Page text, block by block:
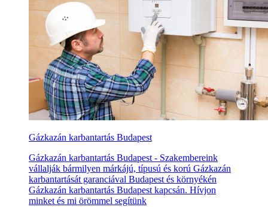
Gázkazán karbantartás Budapest
Gázkazán karbantartás Budapest - Szakembereink
vállalják bármilyen márkájú, típusú és korú Gázkazán
karbantartását garanciával Budapest és környékén
Gázkazán karbantartás Budapest kapcsán. Hívjon
minket és mi örömmel segítünk